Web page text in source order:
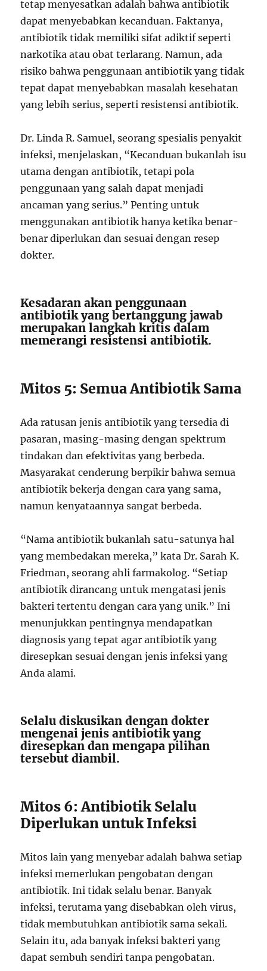
tetap menyesatkan adalah bahwa antibiotik
dapat menyebabkan kecanduan. Faktanya,
antibiotik tidak memiliki sifat adiktif seperti
narkotika atau obat terlarang. Namun, ada
risiko bahwa penggunaan antibiotik yang tidak
tepat dapat menyebabkan masalah kesehatan
yang lebih serius, seperti resistensi antibiotik.
Dr. Linda R. Samuel, seorang spesialis penyakit
infeksi, menjelaskan, “Kecanduan bukanlah isu
utama dengan antibiotik, tetapi pola
penggunaan yang salah dapat menjadi
ancaman yang serius.” Penting untuk
menggunakan antibiotik hanya ketika benar-
benar diperlukan dan sesuai dengan resep
dokter.
Kesadaran akan penggunaan
antibiotik yang bertanggung jawab
merupakan langkah kritis dalam
memerangi resistensi antibiotik.
Mitos 5: Semua Antibiotik Sama
Ada ratusan jenis antibiotik yang tersedia di
pasaran, masing-masing dengan spektrum
tindakan dan efektivitas yang berbeda.
Masyarakat cenderung berpikir bahwa semua
antibiotik bekerja dengan cara yang sama,
namun kenyataannya sangat berbeda.
“Nama antibiotik bukanlah satu-satunya hal
yang membedakan mereka,” kata Dr. Sarah K.
Friedman, seorang ahli farmakolog. “Setiap
antibiotik dirancang untuk mengatasi jenis
bakteri tertentu dengan cara yang unik.” Ini
menunjukkan pentingnya mendapatkan
diagnosis yang tepat agar antibiotik yang
diresepkan sesuai dengan jenis infeksi yang
Anda alami.
Selalu diskusikan dengan dokter
mengenai jenis antibiotik yang
diresepkan dan mengapa pilihan
tersebut diambil.
Mitos 6: Antibiotik Selalu
Diperlukan untuk Infeksi
Mitos lain yang menyebar adalah bahwa setiap
infeksi memerlukan pengobatan dengan
antibiotik. Ini tidak selalu benar. Banyak
infeksi, terutama yang disebabkan oleh virus,
tidak membutuhkan antibiotik sama sekali.
Selain itu, ada banyak infeksi bakteri yang
dapat sembuh sendiri tanpa pengobatan.